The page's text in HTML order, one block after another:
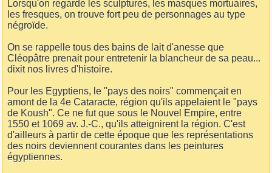
Lorsqu'on regarde les sculptures, les masques mortuaires,
les fresques, on trouve fort peu de personnages au type
négroïde.
On se rappelle tous des bains de lait d'anesse que
Cléopâtre prenait pour entretenir la blancheur de sa peau...
dixit nos livres d'histoire.
Pour les Egyptiens, le "pays des noirs" commençait en
amont de la 4e Cataracte, région qu'ils appelaient le "pays
de Koush". Ce ne fut que sous le Nouvel Empire, entre
1550 et 1069 av. J.-C., qu'ils atteignirent la région. C'est
d'ailleurs à partir de cette époque que les représentations
des noirs deviennent courantes dans les peintures
égyptiennes.